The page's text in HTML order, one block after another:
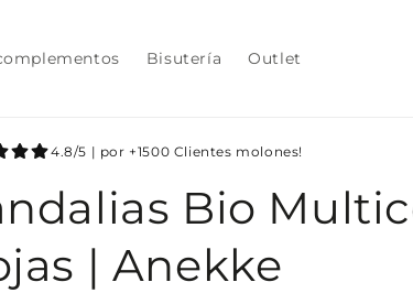
Bisutería Outlet
4.8/5 | por +1500 Clientes molones!
Bio
| Anekke